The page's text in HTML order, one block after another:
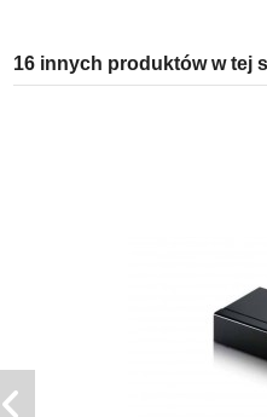
16 innych produktów w tej